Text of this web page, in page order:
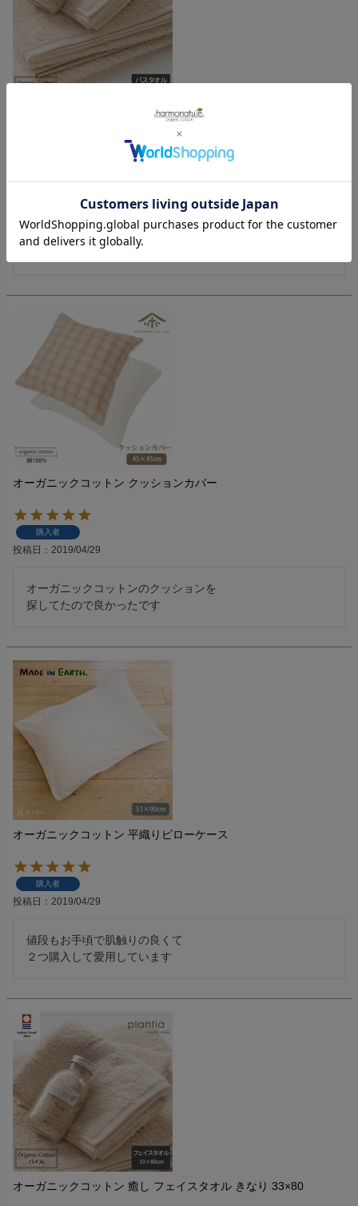
オーガニックコットン 癒し バスタオル 70×130
投稿日 2019/04/29
吸水性、耐久性、肌触りも良く
有名な今治タオルの認定マークも
ついてるので安心して使用できます
オーガニックコットン クッションカバー
購入者
投稿日 2019/04/29
オーガニックコットンのクッションを
オーガニックコットン 平織りピローケース
購入者
投稿日 2019/04/29
値段もお手頃で肌触りの良くて
２つ購入して愛用しています
オーガニックコットン 癒し フェイスタオル きなり 33×80